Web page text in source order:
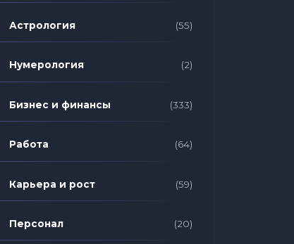
Астрология (55)
Нумерология (2)
Бизнес и финансы (333)
Работа (64)
Карьера и рост (59)
Персонал (20)